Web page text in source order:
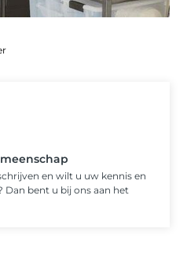
en wilt u uw kennis en
Dan bent u bij ons aan het